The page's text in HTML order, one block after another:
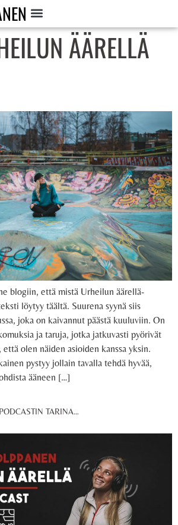
ÄÄRELLÄ
blogiin, että mistä Urheilun äärellä-
löytyy täältä. Suurena syynä siis
joka on kaivannut päästä kuuluviin. On
ja taruja, jotka jatkuvasti pyörivät
olen näiden asioiden kanssa yksin.
pystyy jollain tavalla tehdä hyvää,
ääneen […]
TARINA…